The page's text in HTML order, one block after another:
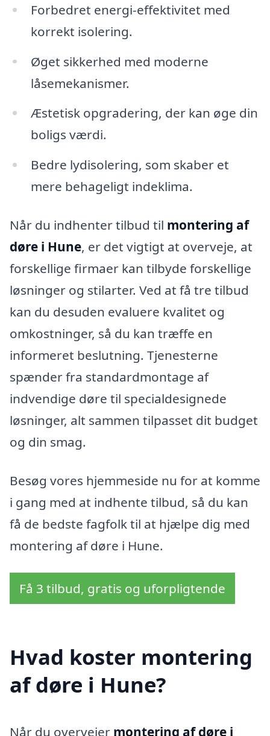
Forbedret energi-effektivitet med
korrekt isolering.
Øget sikkerhed med moderne
låsemekanismer.
Æstetisk opgradering, der kan øge din
boligs værdi.
Bedre lydisolering, som skaber et
mere behageligt indeklima.
Når du indhenter tilbud til montering af
døre i Hune, er det vigtigt at overveje, at
forskellige firmaer kan tilbyde forskellige
løsninger og stilarter. Ved at få tre tilbud
kan du desuden evaluere kvalitet og
omkostninger, så du kan træffe en
informeret beslutning. Tjenesterne
spænder fra standardmontage af
indvendige døre til specialdesignede
løsninger, alt sammen tilpasset dit budget
og din smag.
Besøg vores hjemmeside nu for at komme
i gang med at indhente tilbud, så du kan
få de bedste fagfolk til at hjælpe dig med
montering af døre i Hune.
Få 3 tilbud, gratis og uforpligtende
Hvad koster montering
af døre i Hune?
Når du overvejer montering af døre i